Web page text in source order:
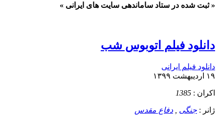
« ثبت شده در ستاد ساماندهی سایت های ایرانی »
دانلود فیلم اتوبوس شب
دانلود فیلم ایرانی
۱۹ اردیبهشت ۱۳۹۹
اکران : 1385
ژانر : جنگی دفاع مقدس